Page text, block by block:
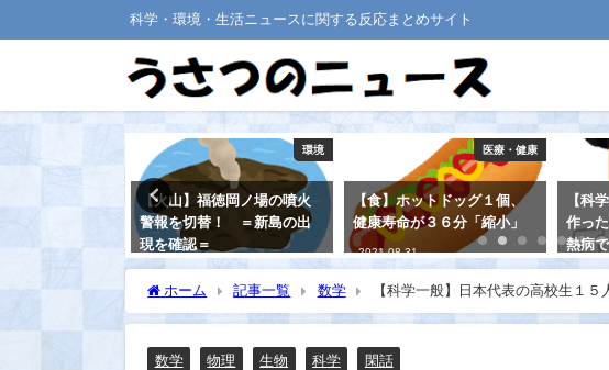
科学・環境・生活ニュースに関する反応まとめサイト
環境
【火山】福徳岡ノ場の噴火
警報を切替！ ＝新島の出
現を確認＝
医療・健康
【食】ホットドッグ１個、
健康寿命が３６分「縮小」
2021-08-31
【科
作っ
熱病
ホーム 記事一覧 数学
【科学一般】日本代表の高校生１
ンピック
数学 物理 生物 科学 閑話